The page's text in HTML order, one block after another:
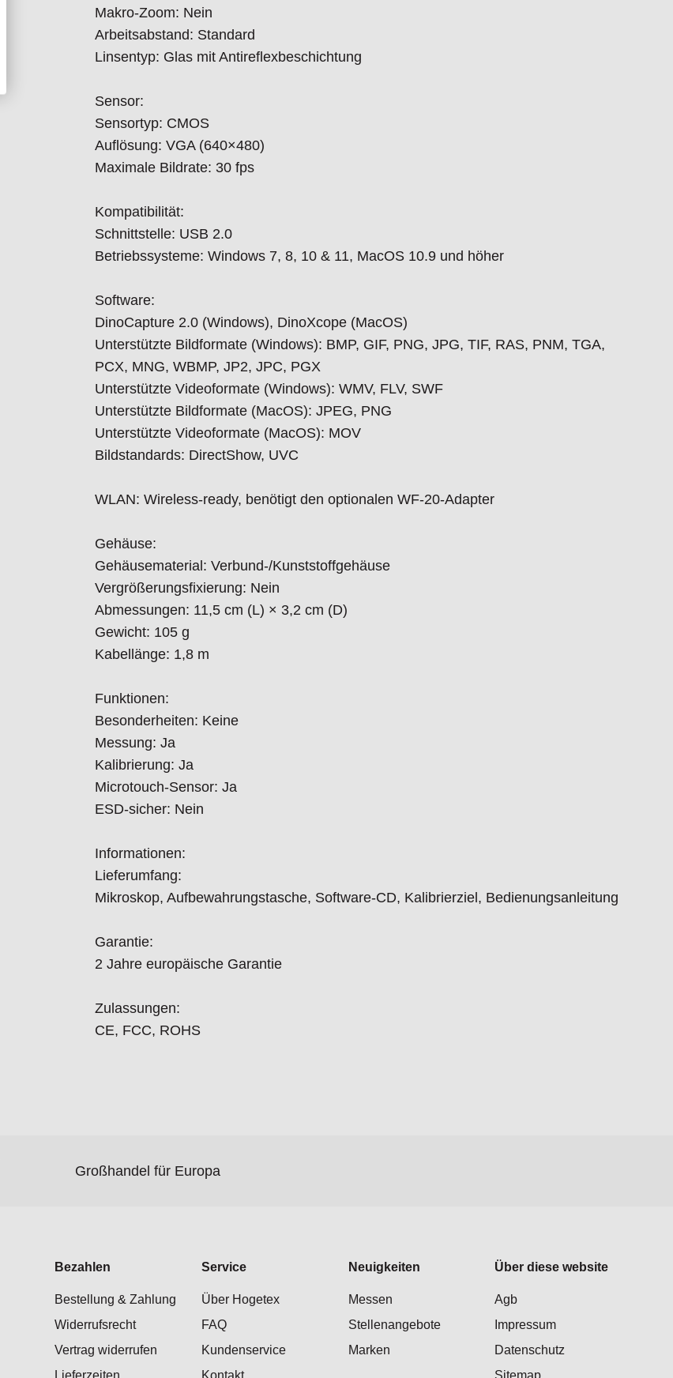
Gehäuse:
Gehäusematerial: Verbund-/Kunststoffgehäuse
Vergrößerungsfixierung: Nein
Gewicht: 105 g
Kabellänge: 1,8 m
Funktionen:
Messung: Ja
Kalibrierung: Ja
Microtouch-Sensor: Ja
Informationen:
Lieferumfang:
Mikroskop, Aufbewahrungstasche, Software-CD, Kalibrierziel, Bedienungsanleitung
Garantie:
2 Jahre europäische Garantie
CE, FCC, ROHS
Makro-Zoom: Nein
Arbeitsabstand: Standard
Linsentyp: Glas mit Antireflexbeschichtung
Sensor:
Sensortyp: CMOS
Auflösung: VGA (640×480)
Maximale Bildrate: 30 fps
Kompatibilität:
Schnittstelle: USB 2.0
Betriebssysteme: Windows 7, 8, 10 & 11, MacOS 10.9 und höher
Software:
DinoCapture 2.0 (Windows), DinoXcope (MacOS)
Unterstützte Bildformate (Windows): BMP, GIF, PNG, JPG, TIF, RAS, PNM, TGA,
PCX, MNG, WBMP, JP2, JPC, PGX
Unterstützte Videoformate (Windows): WMV, FLV, SWF
Unterstützte Bildformate (MacOS): JPEG, PNG
Unterstützte Videoformate (MacOS): MOV
Bildstandards: DirectShow, UVC
WLAN: Wireless-ready, benötigt den optionalen WF-20-Adapter
Gehäuse:
Gehäusematerial: Verbund-/Kunststoffgehäuse
Vergrößerungsfixierung: Nein
Abmessungen: 11,5 cm (L) × 3,2 cm (D)
Gewicht: 105 g
Kabellänge: 1,8 m
Funktionen:
Besonderheiten: Keine
Messung: Ja
Kalibrierung: Ja
Microtouch-Sensor: Ja
ESD-sicher: Nein
Informationen:
Lieferumfang:
Mikroskop, Aufbewahrungstasche, Software-CD, Kalibrierziel, Bedienungsanleitung
Garantie:
2 Jahre europäische Garantie
Zulassungen:
CE, FCC, ROHS
Großhandel für Europa
Bezahlen
Bestellung & Zahlung
Widerrufsrecht
Vertrag widerrufen
Lieferzeiten
Service
Über Hogetex
FAQ
Kundenservice
Kontakt
Neuigkeiten
Messen
Stellenangebote
Marken
Über diese website
Agb
Impressum
Datenschutz
Sitemap